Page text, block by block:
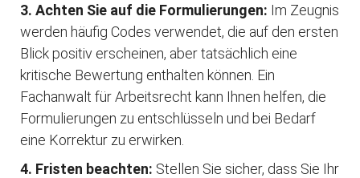
3. Achten Sie auf die Formulierungen: Im Zeugnis
werden häufig Codes verwendet, die auf den ersten
Blick positiv erscheinen, aber tatsächlich eine
kritische Bewertung enthalten können. Ein
Fachanwalt für Arbeitsrecht kann Ihnen helfen, die
Formulierungen zu entschlüsseln und bei Bedarf
eine Korrektur zu erwirken.
4. Fristen beachten: Stellen Sie sicher, dass Sie Ihr